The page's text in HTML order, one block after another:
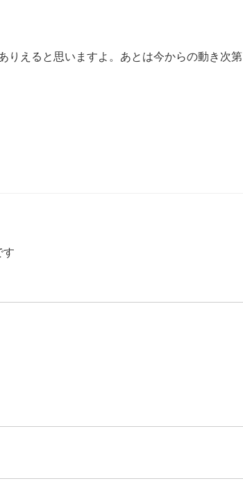
りえると思いますよ。あとは今からの動き次第
す